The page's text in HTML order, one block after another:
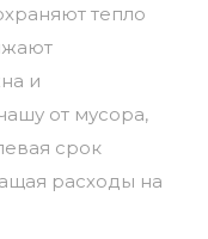
тепло
и
от мусора,
срок
расходы на